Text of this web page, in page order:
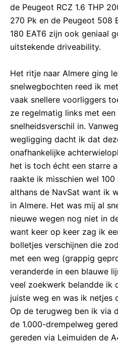
de Peugeot RCZ 1.6 THP
270 Pk en de Peugeot 508
180 EAT6 zijn ook geniaal
uitstekende driveability.
Het ritje naar Almere ging
snelwegbochten reed ik
vaak snellere voorliggers
ze regelmatig links met
snelheidsverschil in.
wegligging dacht ik dat
onafhankelijke
het is toch écht een starre
raakte ik misschien wel
althans de NavSat want ik
in Almere. Het was mij al
nieuwe wegen nog niet in
want keer op keer zag ik
bolletjes verschijnen die
met een weg (grappig
veranderde in een blauwe
veel zoekwerk belandde ik
juiste weg en was ik netjes
Op de terugweg ben ik via
de 1.000-drempelweg
gereden via Leimuiden de